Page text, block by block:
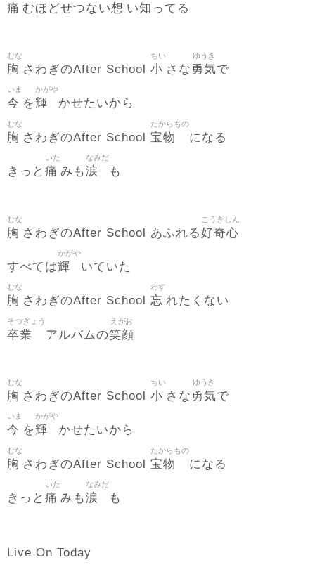
痛 むほどせつない想 い知 ってる
胸
むな
さわぎのAfter School 小
ちい
さな 勇気
ゆうき
で
今
いま
を輝
かがや
かせたいから
胸
むな
さわぎのAfter School 宝物
たからもの
になる
きっと 痛
いた
みも涙
なみだ
も
胸
むな
さわぎのAfter School あふれる好奇心
こうきしん
すべては輝
かがや
いていた
胸
むな
さわぎのAfter School 忘
わす
れたくない
卒業
そつぎょう
アルバムの笑顔
えがお
胸
むな
さわぎのAfter School 小
ちい
さな 勇気
ゆうき
で
今
いま
を輝
かがや
かせたいから
胸
むな
さわぎのAfter School 宝物
たからもの
になる
きっと 痛
いた
みも涙
なみだ
も
Live On Today